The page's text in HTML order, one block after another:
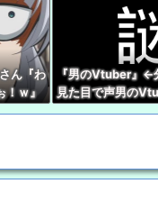
ん『わ
！ｗ』
『男のVtuber』
見た目で声男の